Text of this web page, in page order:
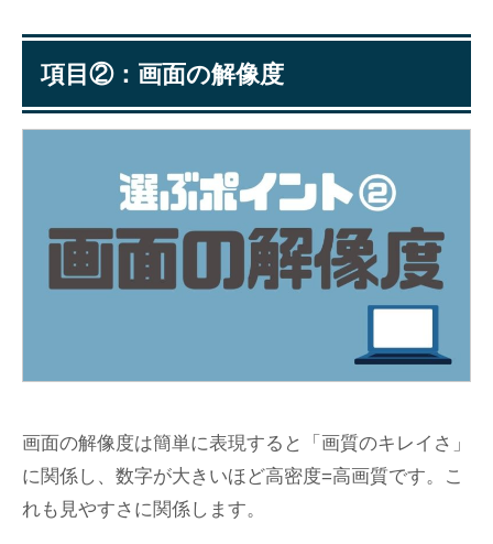
項目②：画面の解像度
画面の解像度は簡単に表現すると「画質のキレイさ」
に関係し、数字が大きいほど高密度=高画質です。こ
れも見やすさに関係します。